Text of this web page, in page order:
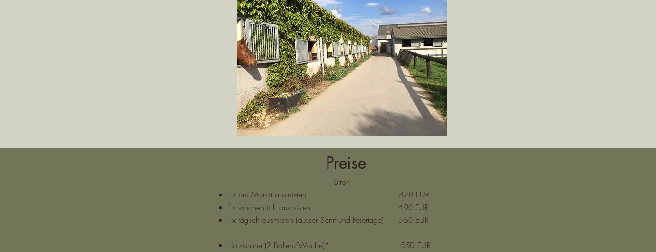
Preise
Stroh
1x pro Monat ausmisten 470 EUR
1x wöchentlich ausmisten 490 EUR
1x täglich ausmisten (ausser Sonn-und Feiertage) 560 EUR
Holzspäne (2 Ballen/Woche)* 550 EUR